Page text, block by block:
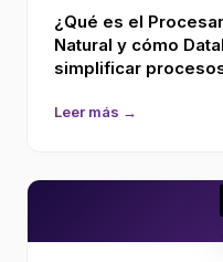
¿Qué es el
Natural y cómo
simplificar
Leer más →